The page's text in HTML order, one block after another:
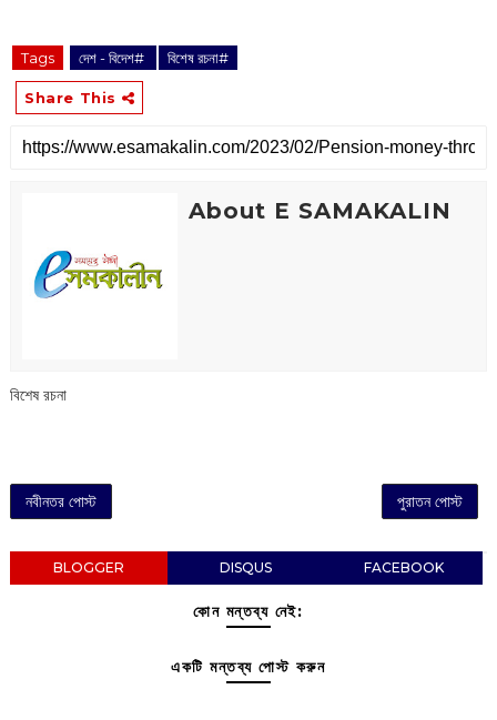
Tags দেশ - বিদেশ# বিশেষ রচনা#
Share This
About E SAMAKALIN
বিশেষ রচনা
নবীনতর পোস্ট পুরাতন পোস্ট
BLOGGER DISQUS FACEBOOK
কোন মন্তব্য নেই:
একটি মন্তব্য পোস্ট করুন